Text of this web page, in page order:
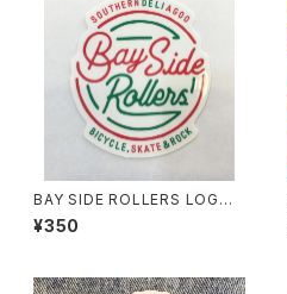
BAY SIDE ROLLERS LOGO
ステッカー１（M）
¥350